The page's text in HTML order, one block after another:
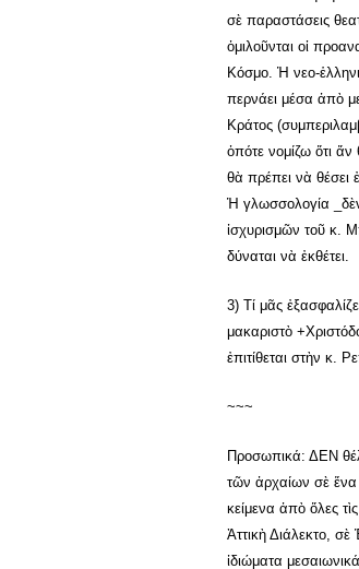
σὲ παραστάσεις
ὁμιλοῦνται οἱ
Κόσμο. Ἡ νεο-
περνάει μέσα ἀπὸ
Κράτος
ὁπότε νομίζω ὅτι ἄν
θὰ πρέπει νὰ θέσει
Ἡ γλωσσολογία
ἰσχυρισμῶν τοῦ κ.
δύναται νὰ ἐκθέτει.
3) Τί μᾶς
μακαριστὸ
ἐπιτίθεται στὴν κ.
~~~
Προσωπικά: ΔΕΝ
τῶν ἀρχαίων σὲ ἕνα
κείμενα ἀπὸ ὅλες
Ἀττικὴ Διάλεκτο,
ἰδιώματα